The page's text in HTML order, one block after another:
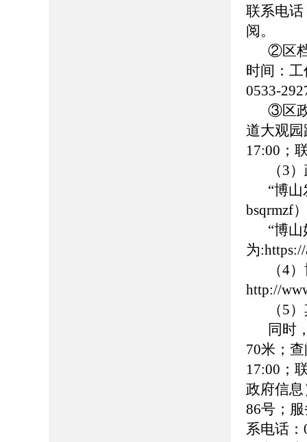
联系电话
阅。
②区
时间：
0533-
③区
道大观
17:00；
（3
“博
bsqrmzf
“博
为
（4
http://
（5
同时
70米；
17:00；
政府信
86号；
系电话